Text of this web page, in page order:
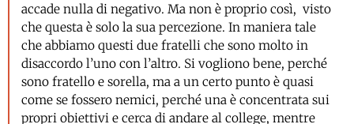
accade nulla di negativo. Ma non è proprio così, visto
che questa è solo la sua percezione. In maniera tale
che abbiamo questi due fratelli che sono molto in
disaccordo l’uno con l’altro. Si vogliono bene, perché
sono fratello e sorella, ma a un certo punto è quasi
come se fossero nemici, perché una è concentrata sui
propri obiettivi e cerca di andare al college, mentre